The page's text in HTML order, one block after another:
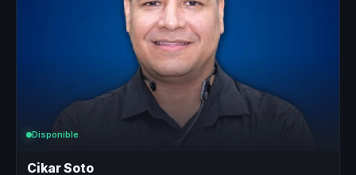
Disponible
Cikar Soto